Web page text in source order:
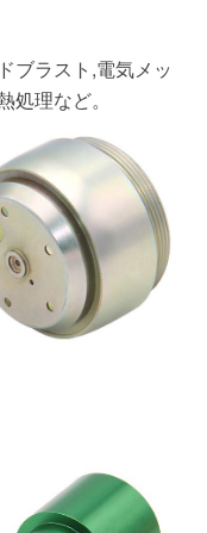
ブラスト,電気メッ
理など。